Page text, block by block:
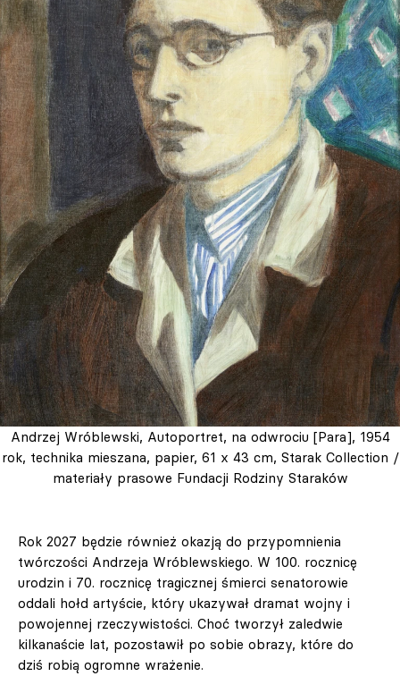
Andrzej Wróblewski, Autoportret, na odwrociu [Para], 1954
rok, technika mieszana, papier, 61 x 43 cm, Starak Collection /
materiały prasowe Fundacji Rodziny Staraków
Rok 2027 będzie również okazją do przypomnienia
twórczości Andrzeja Wróblewskiego. W 100. rocznicę
urodzin i 70. rocznicę tragicznej śmierci senatorowie
oddali hołd artyście, który ukazywał dramat wojny i
powojennej rzeczywistości. Choć tworzył zaledwie
kilkanaście lat, pozostawił po sobie obrazy, które do
dziś robią ogromne wrażenie.